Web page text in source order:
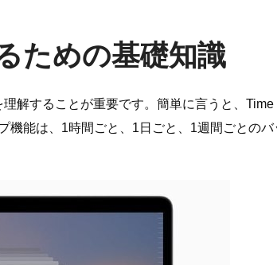
ための基礎知識
解することが重要です。簡単に言うと、
能は、1時間ごと、1日ごと、1週間ごとの